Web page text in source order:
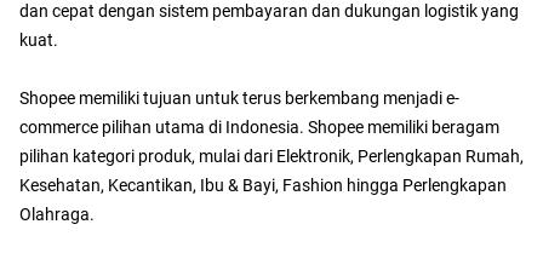
dan cepat dengan sistem pembayaran dan dukungan logistik yang
kuat.
Shopee memiliki tujuan untuk terus berkembang menjadi e-
commerce pilihan utama di Indonesia. Shopee memiliki beragam
pilihan kategori produk, mulai dari Elektronik, Perlengkapan Rumah,
Kesehatan, Kecantikan, Ibu & Bayi, Fashion hingga Perlengkapan
Olahraga.